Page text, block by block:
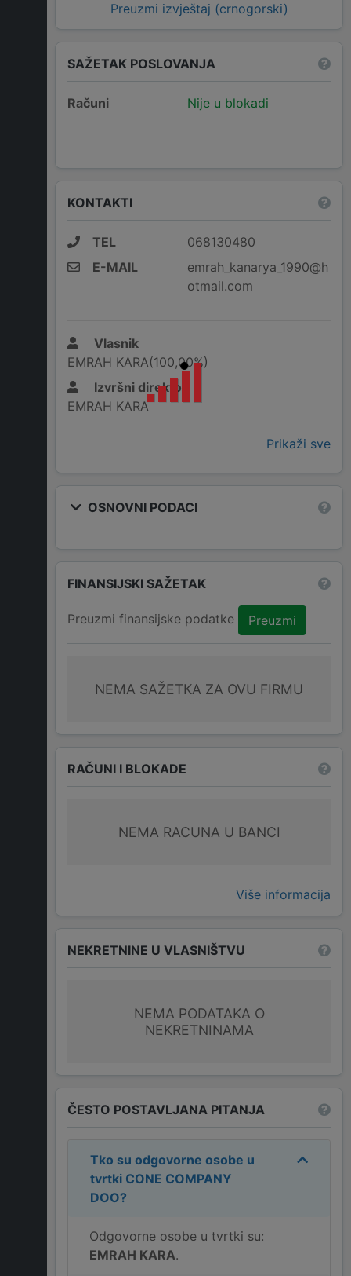
Preuzmi izvještaj (crnogorski)
SAŽETAK POSLOVANJA
Računi Nije u blokadi
KONTAKTI
TEL
068130480
E-MAIL
emrah_kanarya_1990@h
otmail.com
Vlasnik
EMRAH KARA(100,00%)
Izvršni direktor
EMRAH KARA
Prikaži sve
OSNOVNI PODACI
FINANSIJSKI SAŽETAK
Preuzmi finansijske podatke Preuzmi
NEMA SAŽETKA ZA OVU FIRMU
RAČUNI I BLOKADE
NEMA RACUNA U BANCI
Više informacija
NEKRETNINE U VLASNIŠTVU
NEMA PODATAKA O
NEKRETNINAMA
ČESTO POSTAVLJANA PITANJA
Tko su odgovorne osobe u
tvrtki CONE COMPANY
DOO?
Odgovorne osobe u tvrtki su:
EMRAH KARA.